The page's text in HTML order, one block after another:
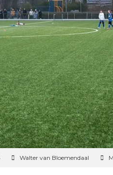
Walter van Bloemendaal